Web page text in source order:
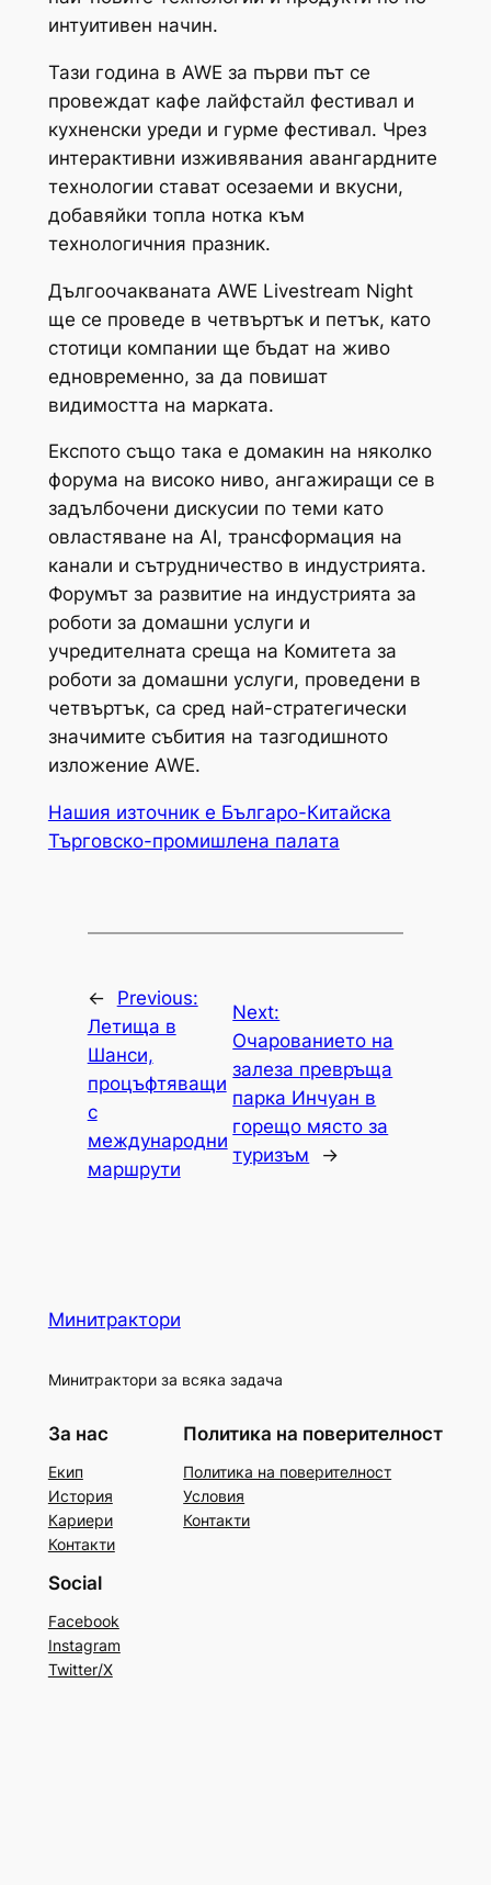
интуитивен начин.
Тази година в AWE за първи път се
провеждат кафе лайфстайл фестивал и
кухненски уреди и гурме фестивал. Чрез
интерактивни изживявания авангардните
технологии стават осезаеми и вкусни,
добавяйки топла нотка към
технологичния празник.
Дългоочакваната AWE Livestream Night
ще се проведе в четвъртък и петък, като
стотици компании ще бъдат на живо
едновременно, за да повишат
видимостта на марката.
Експото също така е домакин на няколко
форума на високо ниво, ангажиращи се в
задълбочени дискусии по теми като
овластяване на AI, трансформация на
канали и сътрудничество в индустрията.
Форумът за развитие на индустрията за
роботи за домашни услуги и
учредителната среща на Комитета за
роботи за домашни услуги, проведени в
четвъртък, са сред най-стратегически
значимите събития на тазгодишното
изложение AWE.
Нашия източник е Българо-Китайска
Търговско-промишлена палaта
←
Previous:
Летища в
Шанси,
процъфтяващи
с
международни
маршрути
Next:
Очарованието на
залеза превръща
парка Инчуан в
горещо място за
туризъм
→
Минитрактори
Минитрактори за всяка задача
За нас
Екип
История
Кариери
Контакти
Политика на поверителност
Политика на поверителност
Условия
Контакти
Social
Facebook
Instagram
Twitter/X